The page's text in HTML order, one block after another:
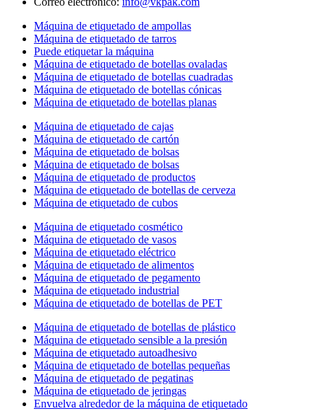
Máquina de etiquetado de ampollas
Máquina de etiquetado de tarros
Puede etiquetar la máquina
Máquina de etiquetado de botellas ovaladas
Máquina de etiquetado de botellas cuadradas
Máquina de etiquetado de botellas cónicas
Máquina de etiquetado de botellas planas
Máquina de etiquetado de cajas
Máquina de etiquetado de cartón
Máquina de etiquetado de bolsas
Máquina de etiquetado de bolsas
Máquina de etiquetado de productos
Máquina de etiquetado de botellas de cerveza
Máquina de etiquetado de cubos
Máquina de etiquetado cosmético
Máquina de etiquetado de vasos
Máquina de etiquetado eléctrico
Máquina de etiquetado de alimentos
Máquina de etiquetado de pegamento
Máquina de etiquetado industrial
Máquina de etiquetado de botellas de PET
Máquina de etiquetado de botellas de plástico
Máquina de etiquetado sensible a la presión
Máquina de etiquetado autoadhesivo
Máquina de etiquetado de botellas pequeñas
Máquina de etiquetado de pegatinas
Máquina de etiquetado de jeringas
Envuelva alrededor de la máquina de etiquetado